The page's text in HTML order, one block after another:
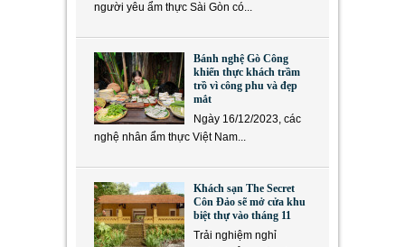
người yêu ẩm thực Sài Gòn có...
Bánh nghệ Gò Công
khiến thực khách trầm
trồ vì công phu và đẹp
mắt
Ngày 16/12/2023, các
nghệ nhân ẩm thực Việt Nam...
Khách sạn The Secret
Côn Đảo sẽ mở cửa khu
biệt thự vào tháng 11
Trải nghiệm nghỉ